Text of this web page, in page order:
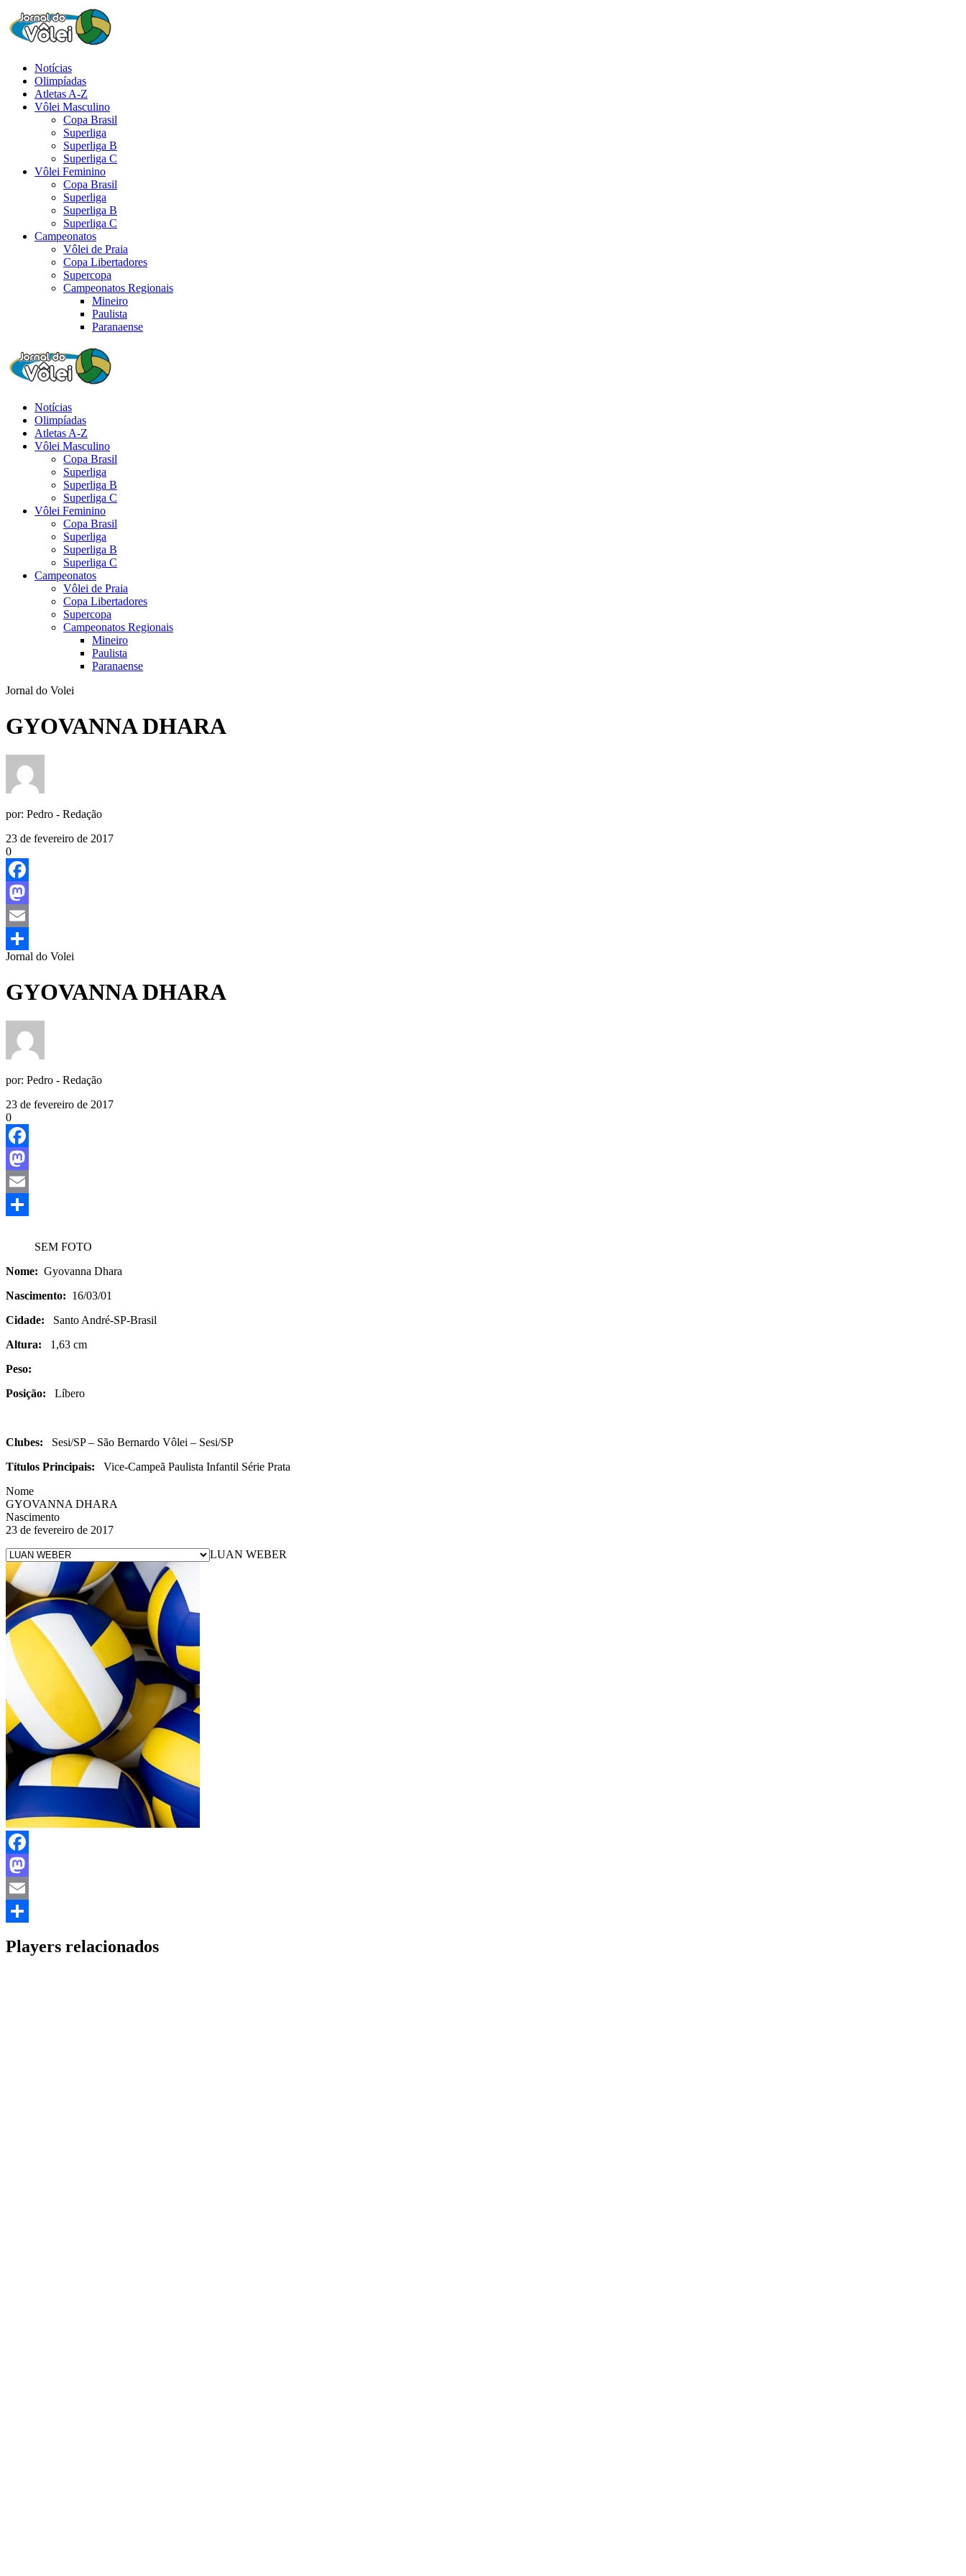
Notícias
Olimpíadas
Atletas A-Z
Vôlei Masculino
Copa Brasil
Superliga
Superliga B
Superliga C
Vôlei Feminino
Copa Brasil
Superliga
Superliga B
Superliga C
Campeonatos
Vôlei de Praia
Copa Libertadores
Supercopa
Campeonatos Regionais
Mineiro
Paulista
Paranaense
Notícias
Olimpíadas
Atletas A-Z
Vôlei Masculino
Copa Brasil
Superliga
Superliga B
Superliga C
Vôlei Feminino
Copa Brasil
Superliga
Superliga B
Superliga C
Campeonatos
Vôlei de Praia
Copa Libertadores
Supercopa
Campeonatos Regionais
Mineiro
Paulista
Paranaense
Jornal do Volei
GYOVANNA DHARA
por: Pedro - Redação
23 de fevereiro de 2017
0
Facebook
Mastodon
Email
Share
Jornal do Volei
GYOVANNA DHARA
por: Pedro - Redação
23 de fevereiro de 2017
0
Facebook
Mastodon
Email
SEM FOTO
Nome: Gyovanna Dhara
Nascimento: 16/03/01
Cidade: Santo André-SP-Brasil
Altura: 1,63 cm
Peso:
Posição: Líbero
Clubes: Sesi/SP – São Bernardo Vôlei – Sesi/SP
Títulos Principais: Vice-Campeã Paulista Infantil Série Prata
Nome
GYOVANNA DHARA
Nascimento
23 de fevereiro de 2017
LUAN WEBER
Facebook
Mastodon
Email
Players relacionados